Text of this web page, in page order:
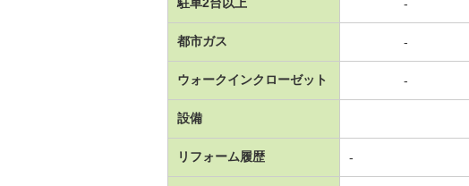
-
都市ガス -
ウォークインクローゼット -
設備
リフォーム履歴 -